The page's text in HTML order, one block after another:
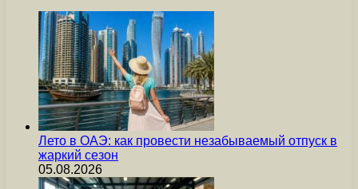
Лето в ОАЭ: как провести незабываемый отпуск в
жаркий сезон
05.08.2026